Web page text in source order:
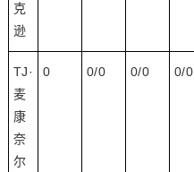
克
逊
TJ·
麦
康
奈
尔
0 0/0 0/0 0/0